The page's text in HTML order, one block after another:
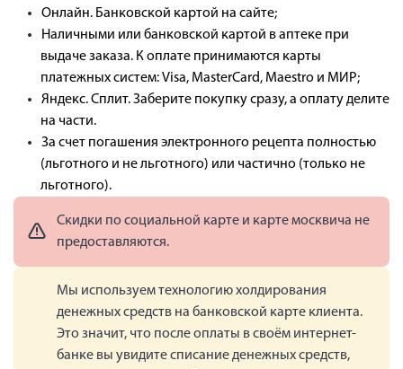
Онлайн. Банковской картой на сайте;
Наличными или банковской картой в аптеке при
выдаче заказа. К оплате принимаются карты
платежных систем: Visa, MasterCard, Maestro и МИР;
Яндекс. Сплит. Заберите покупку сразу, а оплату делите
на части.
За счет погашения электронного рецепта полностью
(льготного и не льготного) или частично (только не
льготного).
Скидки по социальной карте и карте москвича не
предоставляются.
Мы используем технологию холдирования
денежных средств на банковской карте клиента.
Это значит, что после оплаты в своём интернет-
банке вы увидите списание денежных средств,